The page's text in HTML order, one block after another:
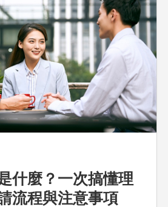
什麼？一次搞懂理
流程與注意事項